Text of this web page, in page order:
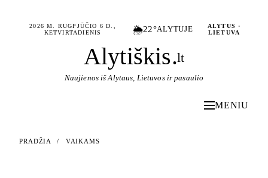
2026 M. RUGPJŪČIO 6 D.,
KETVIRTADIENIS
🌦️22°ALYTUJE
ALYTUS ·
LIETUVA
Alytiškis.lt
Naujienos iš Alytaus, Lietuvos ir pasaulio
MENIU
PRADŽIA / VAIKAMS